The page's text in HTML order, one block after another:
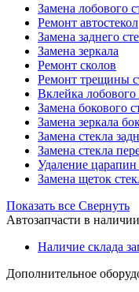
Замена лобового
Ремонт автостекол
Замена заднего
Замена зеркала
Ремонт сколов
Ремонт трещины
Вклейка лобового
Замена бокового
Замена зеркала
Замена стекла
Замена стекла
Удаление
Замена щеток
Показать все Свернуть
Автозапчасти в наличии
Наличие склада
Дополнительное